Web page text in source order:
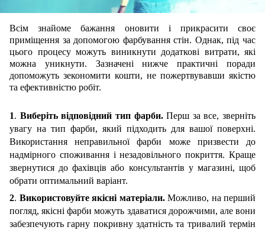
Всім знайоме бажання оновити і прикрасити своє
приміщення за допомогою фарбування стін. Однак, під час
цього процесу можуть виникнути додаткові витрати, які
можна уникнути. Зазначені нижче практичні поради
допоможуть зекономити кошти, не пожертвувавши якістю
та ефективністю робіт.
1. Виберіть відповідний тип фарби.Перш за все, зверніть
увагу на тип фарби, який підходить для вашої поверхні.
Використання неправильної фарби може призвести до
надмірного споживання і незадовільного покриття. Краще
звернутися до фахівців або консультантів у магазині, щоб
обрати оптимальний варіант.
2. Використовуйте якісні матеріали. Можливо, на перший
погляд, якісні фарби можуть здаватися дорожчими, але вони
забезпечують гарну покривну здатність та тривалий термін